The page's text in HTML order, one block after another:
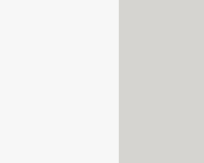
de recherche pour faciliter la
une zone géographique
que la mairie soit équipée
ce devrait être corrigé